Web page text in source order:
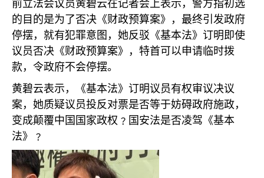
前立法会议员黄碧云在记者会上表示，警方指初选
的目的是为了否决《财政预算案》，最终引发政府
停摆，就有犯罪意图，她反驳《基本法》订明即使
议员否决《财政预算案》，特首可以申请临时拨
款，令政府不会停摆。
黄碧云表示，《基本法》订明议员有权审议决议
案，她质疑议员投反对票是否等于妨碍政府施政，
变成颠覆中国国家政权﹖国安法是否凌驾《基本
法》﹖